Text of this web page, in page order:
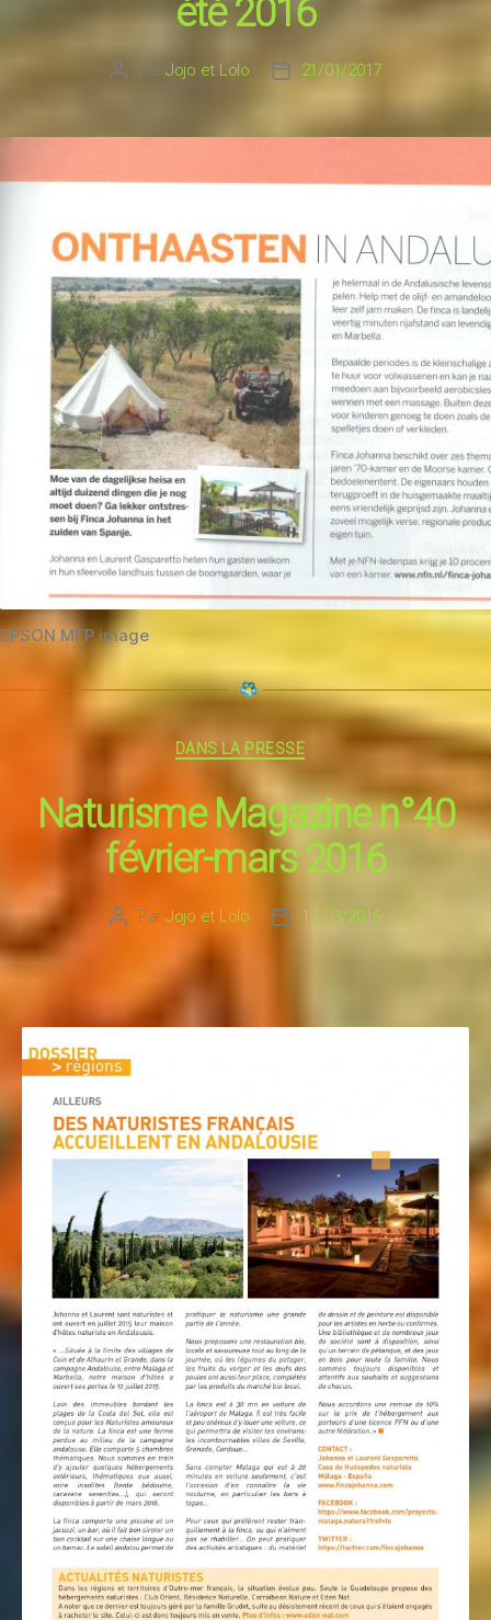
été 2016
Auteur
Par Jojo et Lolo
Date21/01/2017
EPSON MFP image
Catégories
DANS LA PRESSE
Naturisme Magazine n°40
février-mars 2016
Auteur
Par Jojo et Lolo
Date10/03/2016